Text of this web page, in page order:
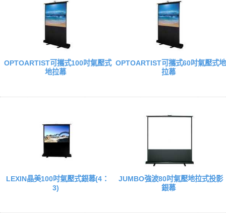
OPTOARTIST可攜式100吋氣壓式
地拉幕
OPTOARTIST可攜式60吋氣壓式地
拉幕
LEXIN晶美100吋氣壓式銀幕(4：
3)
JUMBO強波80吋氣壓地拉式投影
銀幕